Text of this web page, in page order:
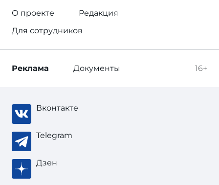
О проекте
Редакция
Для сотрудников
16+
Реклама Документы
Вконтакте
Telegram
Дзен